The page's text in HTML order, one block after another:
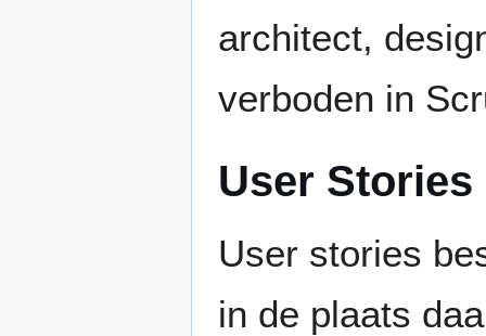
architect,
verboden in
User Stories
User stories
in de plaats